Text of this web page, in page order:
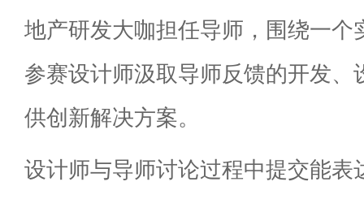
地产研发大咖担任导师，围绕一个
参赛设计师汲取导师反馈的开发、
供创新解决方案。
设计师与导师讨论过程中提交能表